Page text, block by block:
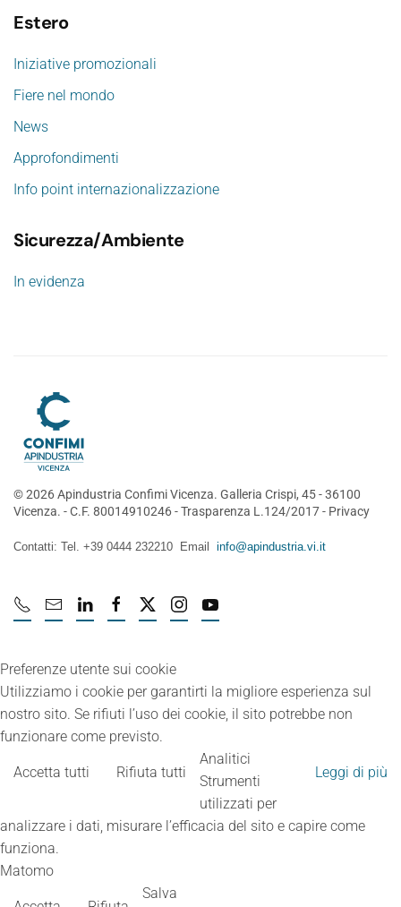
Estero
Iniziative promozionali
Fiere nel mondo
News
Approfondimenti
Info point internazionalizzazione
Sicurezza/Ambiente
In evidenza
©2026Apindustria Confimi Vicenza. Galleria Crispi, 45 - 36100
Vicenza. - C.F. 80014910246 -Trasparenza L.124/2017- Privacy
Contatti: Tel. +39 0444 232210 Email info@apindustria.vi.it
Preferenze utente sui cookie
Utilizziamo i cookie per garantirti la migliore esperienza sul
nostro sito. Se rifiuti l’uso dei cookie, il sito potrebbe non
funzionare come previsto.
Accetta tutti Rifiuta tutti Leggi di più
Analitici
Strumenti
utilizzati per
analizzare i dati, misurare l’efficacia del sito e capire come
funziona.
Matomo
Salva